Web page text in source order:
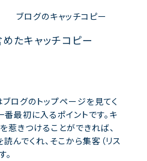
たキャッチコピー
ログのトップページを見てく
最初に入るポイントです。キ
惹きつけることができれば、
んでくれ、そこから集客（リス
。